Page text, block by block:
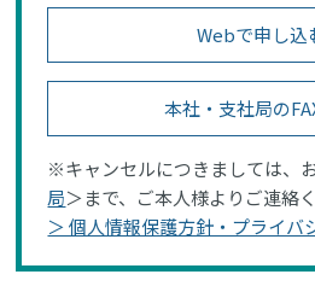
Webで申し込
本社・支社局の
※キャンセルにつきましては、
局＞まで、ご本人様よりご連絡
＞ 個人情報保護方針・プライバ